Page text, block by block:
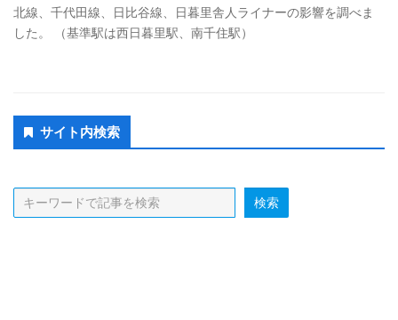
北線、千代田線、日比谷線、日暮里舎人ライナーの影響を調べま
した。 （基準駅は西日暮里駅、南千住駅）
Secondary
Sidebar
サイト内検索